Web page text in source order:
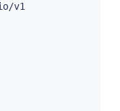
networking.istio.io/v1